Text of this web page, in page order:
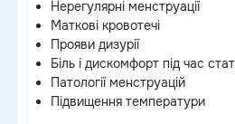
Нерегулярні менструації
Маткові кровотечі
Прояви дизурії
Біль і дискомфорт під час
Патології менструацій
Підвищення температури